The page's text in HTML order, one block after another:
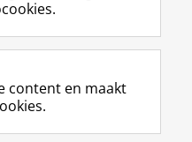
b
o
p
a
i
e
I
-
p
g
f
e
R
k
r
m
c
e
k
a
content en maakt